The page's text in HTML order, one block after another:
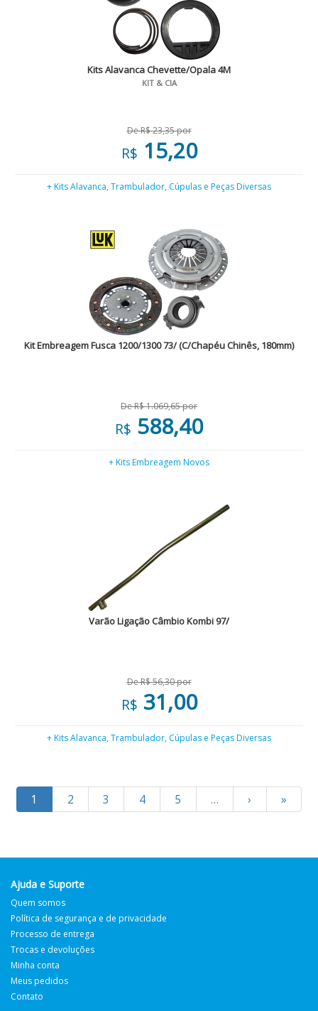
Kits Alavanca Chevette/Opala 4M
KIT & CIA
De R$ 23,35 por
R$ 15,20
+ Kits Alavanca, Trambulador, Cúpulas e Peças Diversas
Kit Embreagem Fusca 1200/1300 73/ (C/Chapéu Chinês, 180mm)
De R$ 1.069,65 por
R$ 588,40
+ Kits Embreagem Novos
Varão Ligação Câmbio Kombi 97/
De R$ 56,30 por
R$ 31,00
+ Kits Alavanca, Trambulador, Cúpulas e Peças Diversas
1 2 3 4 5 … › »
Ajuda e Suporte
Quem somos
Política de segurança e de privacidade
Processo de entrega
Trocas e devoluções
Minha conta
Meus pedidos
Contato